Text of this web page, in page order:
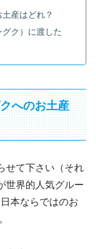
産はどれ？
ク）に渡した
へのお土産
せて下さい（それ
世界的人気グルー
本ならではのお